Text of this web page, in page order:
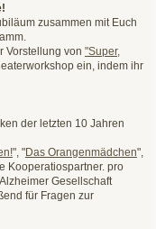
zusammen mit Euch
Vorstellung von "Super,
ein, indem ihr
der letzten 10 Jahren
", "Das Orangenmädchen",
Kooperatiospartner. pro
Gesellschaft
für Fragen zur